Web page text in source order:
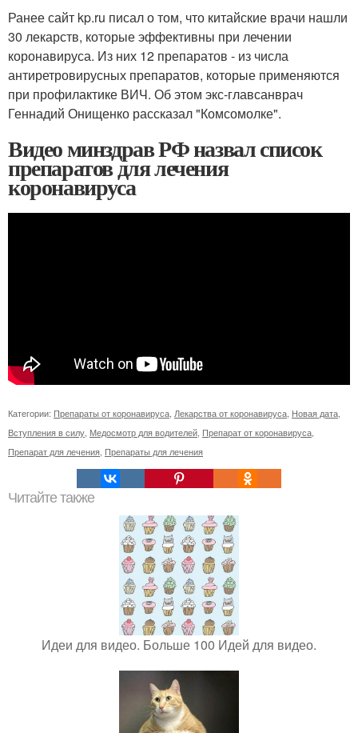
Ранее сайт kp.ru писал о том, что китайские врачи нашли
30 лекарств, которые эффективны при лечении
коронавируса. Из них 12 препаратов - из числа
антиретровирусных препаратов, которые применяются
при профилактике ВИЧ. Об этом экс-главсанврач
Геннадий Онищенко рассказал "Комсомолке".
Видео минздрав РФ назвал список
препаратов для лечения
коронавируса
Категории: Препараты от коронавируса Лекарства от коронавируса Новая дата
Вступления в силу Медосмотр для водителей Препарат от коронавируса
Препарат для лечения Препараты для лечения
Читайте также
Идеи для видео. Больше 100 Идей для видео.